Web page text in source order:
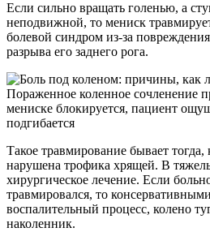
Если сильно вращать голенью, а
неподвижной, то мениск
болевой синдром из-за
разрыва его заднего рога.
Пораженное коленное сочленение
мениске блокируется, пациент
подгибается
Такое травмирование бывает тогда,
нарушена трофика хрящей. В
хирургическое лечение. Если
травмировался, то
воспалительный процесс, колено
наколенник.